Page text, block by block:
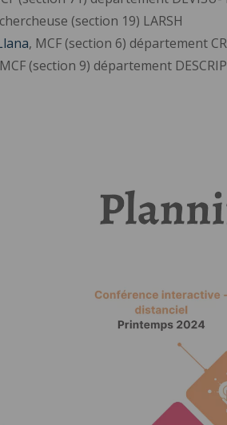
(section 19) LARSH
, MCF (section 6) département
(section 9) département